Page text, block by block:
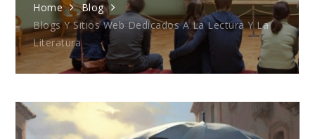
Home
Blog
Blogs Y Sitios Web Dedicados A La Lectura Y La
Literatura